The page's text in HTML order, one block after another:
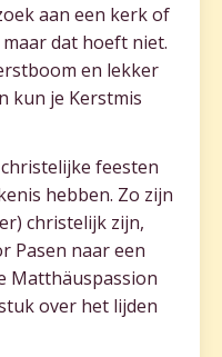
aan een kerk of
dat hoeft niet.
en lekker
kun je Kerstmis
feesten
hebben. Zo zijn
christelijk zijn,
Pasen naar een
Matthäuspassion
over het lijden